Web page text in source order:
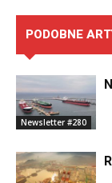
PODOBNE
Newsletter #280